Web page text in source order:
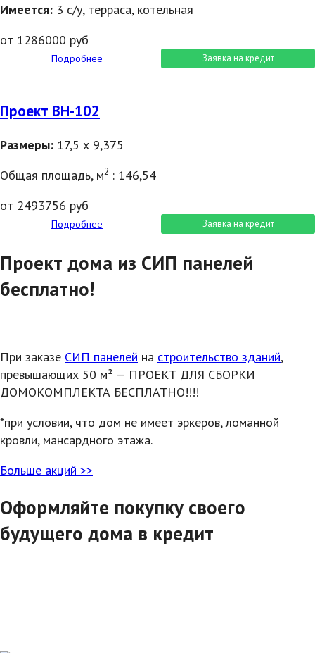
Имеется: 3 с/у, терраса, котельная
от 1286000 руб
Подробнее Заявка на кредит
Проект ВН-102
Размеры: 17,5 х 9,375
Общая площадь, м2 : 146,54
от 2493756 руб
Подробнее Заявка на кредит
Проект дома из СИП панелей
бесплатно!
При заказе СИП панелей на строительство зданий,
превышающих 50 м² — ПРОЕКТ ДЛЯ СБОРКИ
ДОМОКОМПЛЕКТА БЕСПЛАТНО!!!!
*при условии, что дом не имеет эркеров, ломанной
кровли, мансардного этажа.
Больше акций >>
Оформляйте покупку своего
будущего дома в кредит